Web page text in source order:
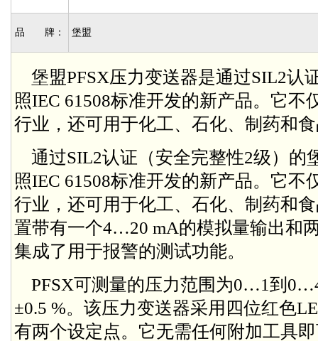
品 牌： 堡盟
堡盟PFSX压力变送器是通过SIL2认
照IEC 61508标准开发的新产品。它不
行业，还可用于化工、石化、制药和
通过SIL2认证（安全完整性2级）的
照IEC 61508标准开发的新产品。它不
行业，还可用于化工、石化、制药和
置带有一个4…20 mA的模拟量输出和
集成了用于报警的测试功能。
PFSX可测量的压力范围为0…1到
±0.5 %。该压力变送器采用四位红色
有两个设定点。它无需任何附加工具